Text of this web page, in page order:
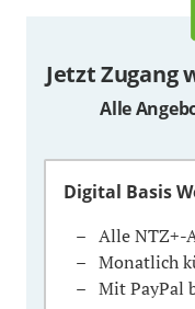
Jetzt Zugang
Alle
Digital Basis
Alle NTZ+-
Monatlich
Mit PayPal